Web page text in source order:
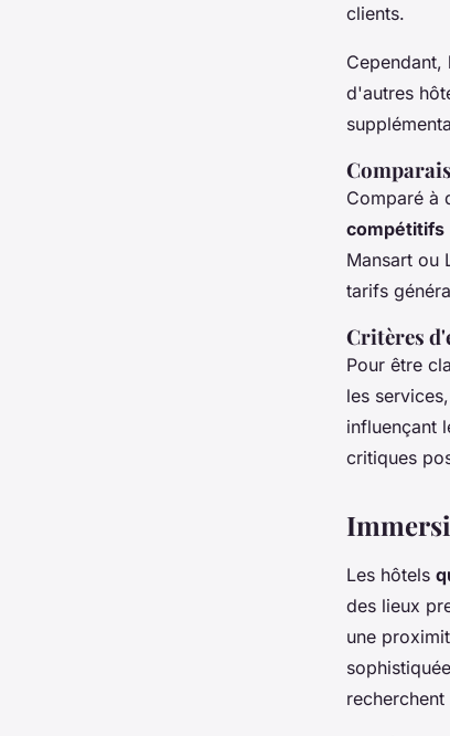
clients.
Cependant,
d'autres
Comparé à
compétitifs
Mansart ou
tarifs
Critères
Pour être
les
influençant
critiques
Les hôtels
des lieux
une